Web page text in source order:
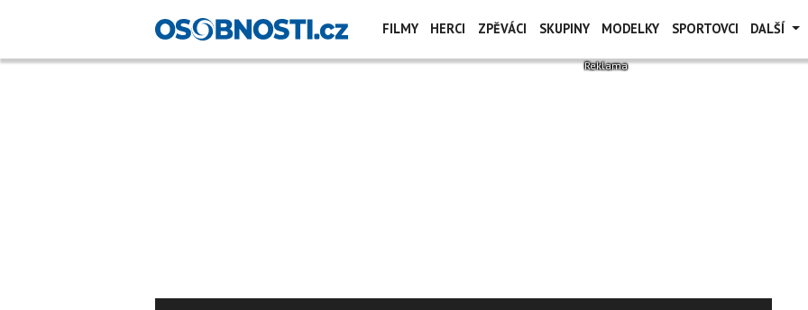
FILMY HERCI ZPĚVÁCI SKUPINY MODELKY SPORTOVCI DALŠÍ